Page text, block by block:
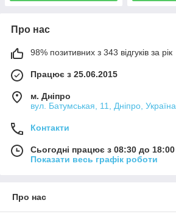
Про нас
98% позитивних з 343 відгуків за рік
Працює з 25.06.2015
м. Дніпро
вул. Батумськая, 11, Дніпро, Україна
Контакти
Сьогодні працює з 08:30 до 18:00
Показати весь графік роботи
Про нас